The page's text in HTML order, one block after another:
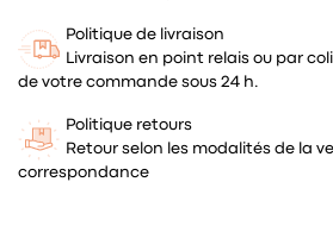
Politique de livraison
Livraison en point relais ou par
de votre commande sous 24 h.
Politique retours
Retour selon les modalités de la
correspondance